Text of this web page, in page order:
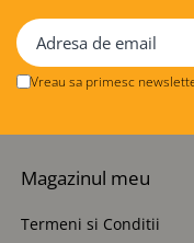
Vreau sa primesc
Magazinul meu
Termeni si Conditii